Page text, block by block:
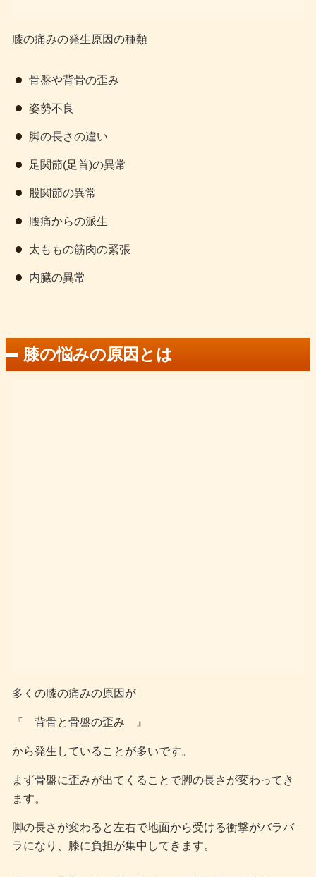
膝の痛みの発生原因の種類
骨盤や背骨の歪み
姿勢不良
脚の長さの違い
足関節(足首)の異常
股関節の異常
腰痛からの派生
太ももの筋肉の緊張
内臓の異常
膝の悩みの原因とは
多くの膝の痛みの原因が
『 背骨と骨盤の歪み 』
から発生していることが多いです。
まず骨盤に歪みが出てくることで脚の長さが変わってき
ます。
脚の長さが変わると左右で地面から受ける衝撃がバラバ
ラになり、膝に負担が集中してきます。